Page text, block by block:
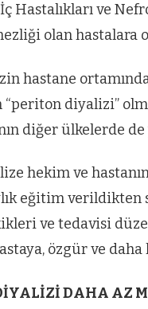
Hastalıkları ve
olan hastalara
hastane
“periton diyalizi”
diğer ülkelerde de
hekim ve
eğitim
ve tedavisi
özgür ve
DAHA AZ